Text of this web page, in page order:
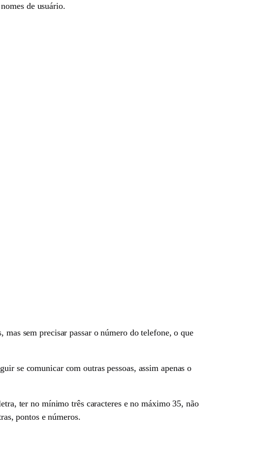
de usuário.
mas sem precisar passar o número do telefone, o que
se comunicar com outras pessoas, assim apenas o
ter no mínimo três caracteres e no máximo 35, não
pontos e números.